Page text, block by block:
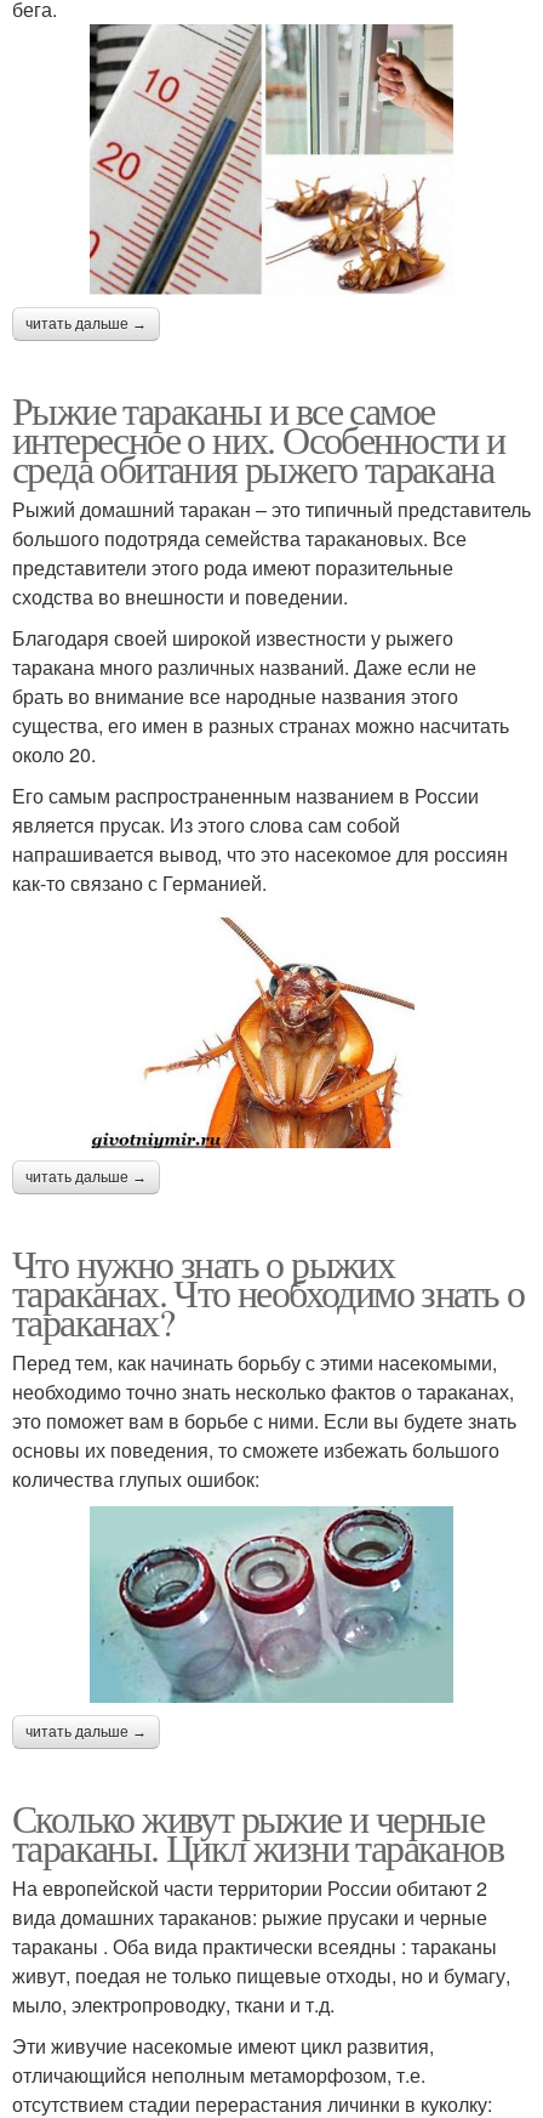
бега.
читать дальше →
Рыжие тараканы и все самое
интересное о них. Особенности и
среда обитания рыжего таракана
Рыжий домашний таракан – это типичный представитель
большого подотряда семейства таракановых. Все
представители этого рода имеют поразительные
сходства во внешности и поведении.
Благодаря своей широкой известности у рыжего
таракана много различных названий. Даже если не
брать во внимание все народные названия этого
существа, его имен в разных странах можно насчитать
около 20.
Его самым распространенным названием в России
является прусак. Из этого слова сам собой
напрашивается вывод, что это насекомое для россиян
как-то связано с Германией.
читать дальше →
Что нужно знать о рыжих
тараканах. Что необходимо знать о
тараканах?
Перед тем, как начинать борьбу с этими насекомыми,
необходимо точно знать несколько фактов о тараканах,
это поможет вам в борьбе с ними. Если вы будете знать
основы их поведения, то сможете избежать большого
количества глупых ошибок:
читать дальше →
Сколько живут рыжие и черные
тараканы. Цикл жизни тараканов
На европейской части территории России обитают 2
вида домашних тараканов: рыжие прусаки и черные
тараканы . Оба вида практически всеядны : тараканы
живут, поедая не только пищевые отходы, но и бумагу,
мыло, электропроводку, ткани и т.д.
Эти живучие насекомые имеют цикл развития,
отличающийся неполным метаморфозом, т.е.
отсутствием стадии перерастания личинки в куколку: